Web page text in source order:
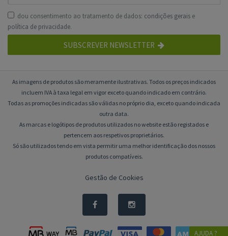
dou consentimento ao tratamento de dados: condições gerais e
política de privacidade.
SUBSCREVER NEWSLETTER
As imagens de produtos são meramente ilustrativas. Todos os preços indicados
incluem IVA à taxa legal em vigor exceto quando indicado em contrário.
Todas as promoções indicadas são válidas no próprio dia, exceto quando indicada
outra data.
As marcas e logótipos de produtos utilizados no website estão registados e
pertencem aos respetivos proprietários.
Só são utilizados tendo em vista permitir uma melhor identificação dos nossos
produtos compatíveis.
Gestão de Cookies
AJUDA ?